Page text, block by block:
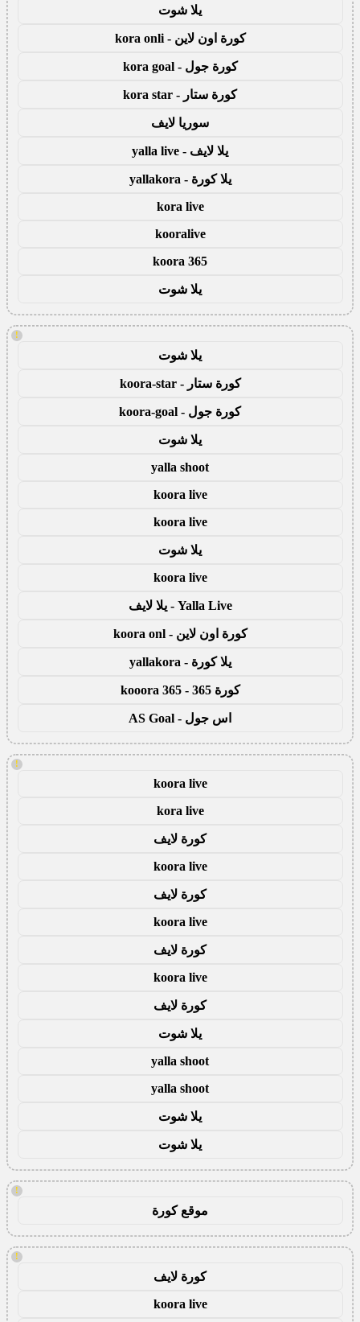
يلا شوت
كورة اون لاين - kora onli
كورة جول - kora goal
كورة ستار - kora star
سوريا لايف
يلا لايف - yalla live
يلا كورة - yallakora
kora live
kooralive
koora 365
يلا شوت
!
يلا شوت
كورة ستار - koora-star
كورة جول - koora-goal
يلا شوت
yalla shoot
koora live
koora live
يلا شوت
koora live
Yalla Live - يلا لايف
كورة اون لاين - koora onl
يلا كورة - yallakora
كورة 365 - kooora 365
اس جول - AS Goal
!
koora live
kora live
كورة لايف
koora live
كورة لايف
koora live
كورة لايف
koora live
كورة لايف
يلا شوت
yalla shoot
yalla shoot
يلا شوت
يلا شوت
!
موقع كورة
!
كورة لايف
koora live